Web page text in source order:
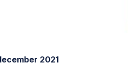
2021